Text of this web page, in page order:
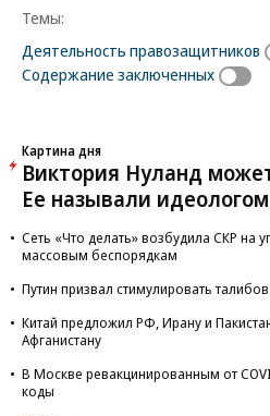
Темы:
Деятельность правозащитников
Содержание заключенных
Картина дня
Виктория Нуланд
Ее называли
Сеть «Что делать» возбудила СКР на
массовым беспорядкам
Путин призвал стимулировать
Китай предложил РФ, Ирану и
Афганистану
В Москве ревакцинированным от
коды